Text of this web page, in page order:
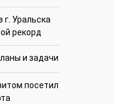
Уральска
рекорд
и задачи
посетил